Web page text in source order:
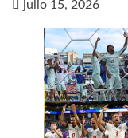
julio 15, 2026